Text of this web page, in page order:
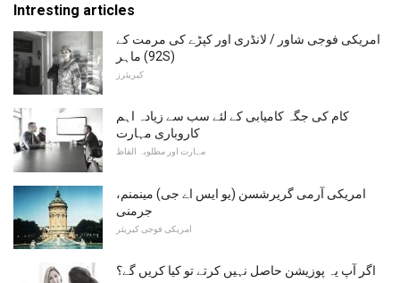
Intresting articles
امریکی فوجی شاور / لانڈری اور کپڑے کی مرمت کے
ماہر (92S)
کیریئرز
کام کی جگہ کامیابی کے لئے سب سے زیادہ اہم
کاروباری مہارت
مہارت اور مطلوبہ الفاظ
امریکی آرمی گریرشسن (یو ایس اے جی) مینمنم،
جرمنی
امریکی فوجی کیریئر
اگر آپ یہ پوزیشن حاصل نہیں کرتے تو کیا کریں گے؟